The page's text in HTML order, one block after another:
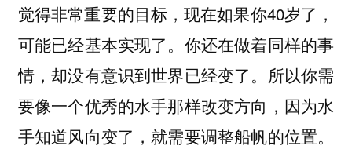
觉得非常重要的目标，现在如果你40岁了，
可能已经基本实现了。你还在做着同样的事
情，却没有意识到世界已经变了。所以你需
要像一个优秀的水手那样改变方向，因为水
手知道风向变了，就需要调整船帆的位置。